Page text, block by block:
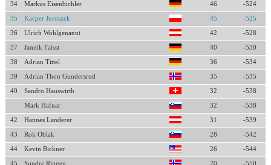
34 Markus Eisenbichler 46 -524
35 Kacper Juroszek 45 -525
36 Ulrich Wohlgenannt 42 -528
37 Jannik Faisst 40 -530
38 Adrian Tittel 36 -534
39 Adrian Thon Gundersrud 35 -535
40 Sandro Hauswirth 32 -538
Mark Hafnar 32 -538
42 Hannes Landerer 31 -539
43 Rok Oblak 28 -542
44 Kevin Bickner 26 -544
45 Sondre Ringen 20 -550